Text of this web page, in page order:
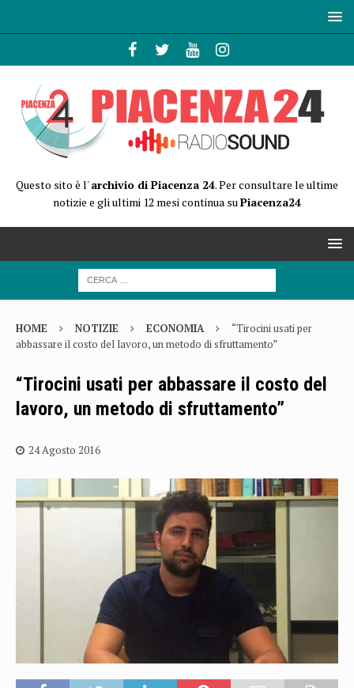
Questo sito è l'archivio di Piacenza 24. Per consultare le ultime
notizie e gli ultimi 12 mesi continua suPiacenza24
HOME NOTIZIE ECONOMIA
“Tirocini usati per
abbassare il costo del lavoro, un metodo di sfruttamento”
“Tirocini usati per abbassare il costo del
lavoro, un metodo di sfruttamento”
24 Agosto 2016